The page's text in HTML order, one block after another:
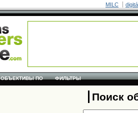
MILC
ОБЪЕКТИВЫ ПО ФИЛЬТРЫ
Поиск